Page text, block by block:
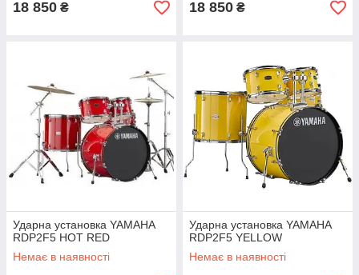
18 850 ₴ 18 850 ₴
Ударна установка YAMAHA
RDP2F5 HOT RED
Немає в наявності
Ударна установка YAMAHA
RDP2F5 YELLOW
Немає в наявності